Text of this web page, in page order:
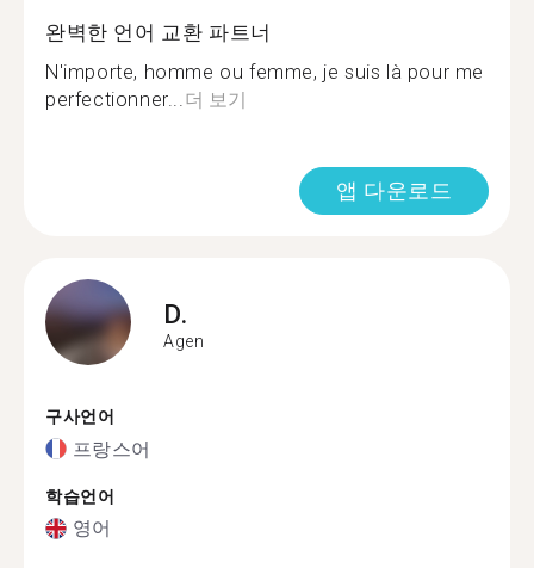
완벽한 언어 교환 파트너
N'importe, homme ou femme, je suis là pour me
perfectionner...더 보기
앱 다운로드
D.
Agen
구사언어
프랑스어
학습언어
영어